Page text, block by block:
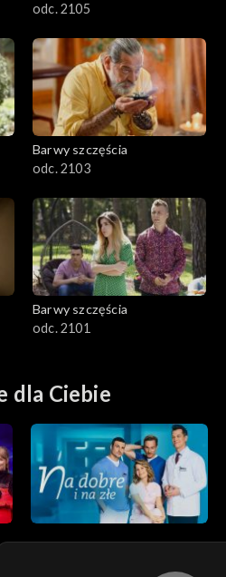
odc. 2105
Barwy szczęścia
odc. 2103
Barwy szczęścia
odc. 2101
dla Ciebie